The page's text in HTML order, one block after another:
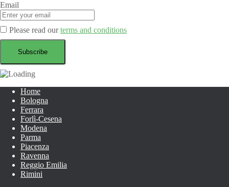
Email
Please read ourterms and conditions
Home
Bologna
Ferrara
Forlì-Cesena
Modena
Parma
Piacenza
Ravenna
Reggio Emilia
Rimini